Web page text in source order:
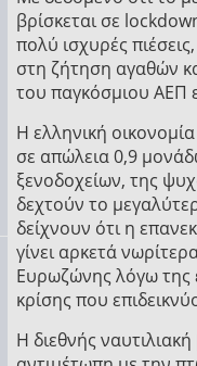
βρίσκεται σε
πολύ ισχυρές
στη ζήτηση αγαθών
του παγκόσμιου ΑΕΠ
Η ελληνική
σε απώλεια 0,9
ξενοδοχείων, της
δεχτούν το
δείχνουν ότι η
γίνει αρκετά
Ευρωζώνης λόγω της
κρίσης που
Η διεθνής